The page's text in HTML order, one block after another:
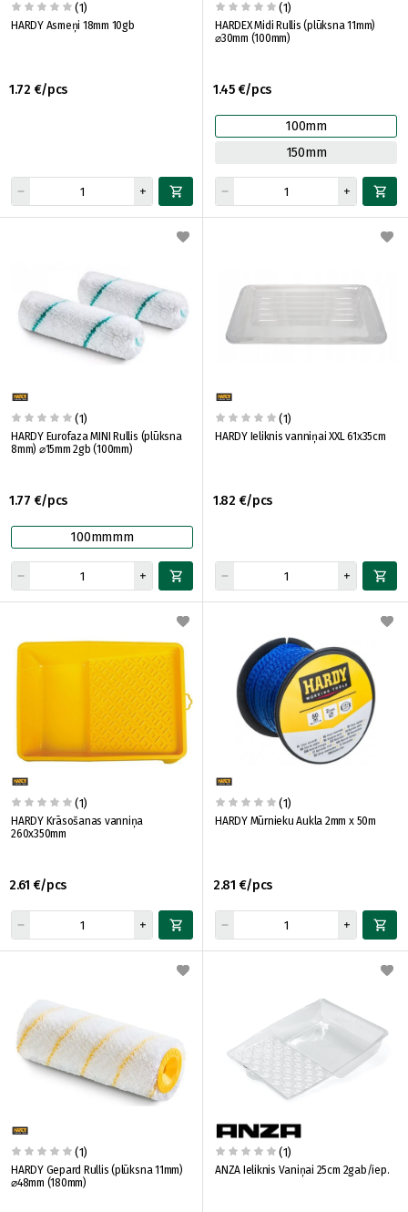
(1)
HARDY Asmeņi 18mm 10gb
1.72 €/pcs
(1)
HARDEX Midi Rullis (plūksna 11mm)
⌀30mm (100mm)
1.45 €/pcs
100mm
150mm
(1)
HARDY Eurofaza MINI Rullis (plūksna
8mm) ⌀15mm 2gb (100mm)
1.77 €/pcs
100mmmm
(1)
HARDY Ieliknis vanniņai XXL 61x35cm
1.82 €/pcs
(1)
HARDY Krāsošanas vanniņa
260x350mm
2.61 €/pcs
(1)
HARDY Mūrnieku Aukla 2mm x 50m
2.81 €/pcs
(1)
HARDY Gepard Rullis (plūksna 11mm)
⌀48mm (180mm)
(1)
ANZA Ieliknis Vaniņai 25cm 2gab/iep.